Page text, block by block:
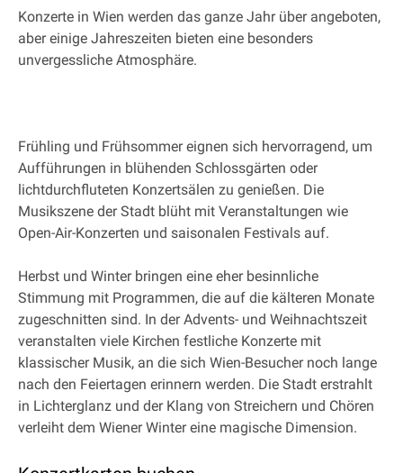
Konzerte in Wien werden das ganze Jahr über angeboten,
aber einige Jahreszeiten bieten eine besonders
unvergessliche Atmosphäre.
Frühling und Frühsommer eignen sich hervorragend, um
Aufführungen in blühenden Schlossgärten oder
lichtdurchfluteten Konzertsälen zu genießen. Die
Musikszene der Stadt blüht mit Veranstaltungen wie
Open-Air-Konzerten und saisonalen Festivals auf.
Herbst und Winter bringen eine eher besinnliche
Stimmung mit Programmen, die auf die kälteren Monate
zugeschnitten sind. In der Advents- und Weihnachtszeit
veranstalten viele Kirchen festliche Konzerte mit
klassischer Musik, an die sich Wien-Besucher noch lange
nach den Feiertagen erinnern werden. Die Stadt erstrahlt
in Lichterglanz und der Klang von Streichern und Chören
verleiht dem Wiener Winter eine magische Dimension.